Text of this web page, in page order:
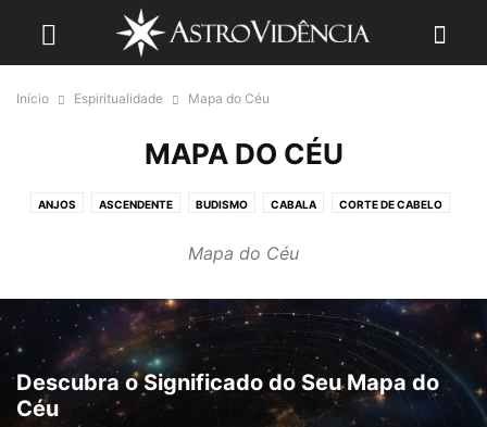
Início Espiritualidade Mapa do Céu
MAPA DO CÉU
ANJOS ASCENDENTE BUDISMO CABALA CORTE DE CABELO
JEITO DE SER MÃE MAPA ASTRAL
SINASTRIA AMOROSA SONHOS
Mapa do Céu
Descubra o Significado do Seu Mapa do
Céu